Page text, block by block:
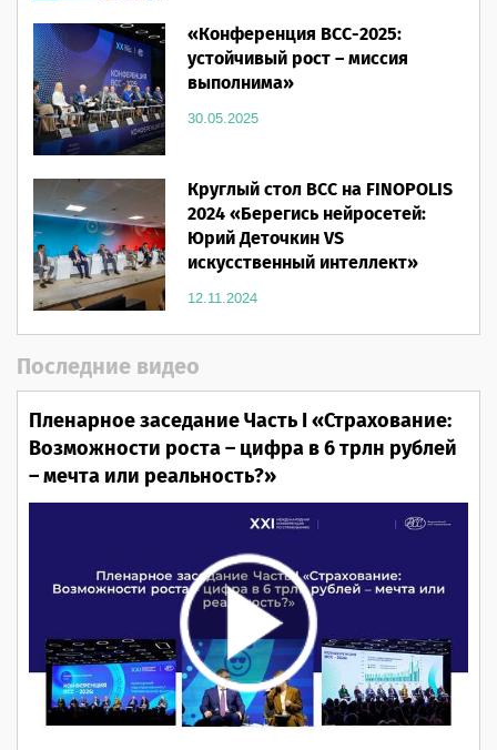
«Конференция ВСС-2025:
устойчивый рост – миссия
выполнима»
30.05.2025
Круглый стол ВСС на FINOPOLIS
2024 «Берегись нейросетей:
Юрий Деточкин VS
искусственный интеллект»
12.11.2024
Последние видео
Пленарное заседание Часть I «Страхование:
Возможности роста – цифра в 6 трлн рублей
– мечта или реальность?»